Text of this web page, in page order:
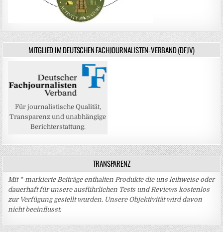
MITGLIED IM DEUTSCHEN FACHJOURNALISTEN-VERBAND (DFJV)
Für journalistische Qualität,
Transparenz und unabhängige
Berichterstattung.
TRANSPARENZ
Mit *-markierte Beiträge enthalten Produkte die uns leihweise oder
dauerhaft für unsere ausführlichen Tests und Reviews kostenlos
zur Verfügung gestellt wurden. Unsere Objektivität wird davon
nicht beeinflusst.